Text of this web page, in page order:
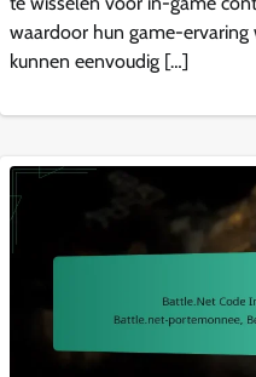
waardoor hun game-ervaring
kunnen eenvoudig […]